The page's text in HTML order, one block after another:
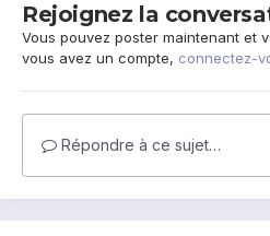
Rejoignez la
Vous pouvez poster maintenant et
vous avez un compte, connectez-
Répondre à ce sujet…